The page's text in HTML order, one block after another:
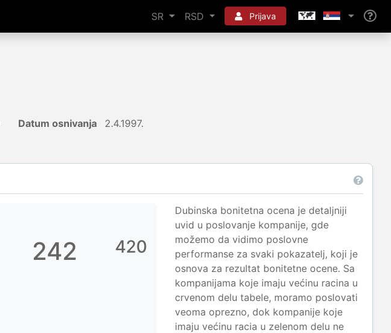
SR RSD Prijava
Datum osnivanja 2.4.1997.
242 420
Dubinska bonitetna ocena je detaljniji
uvid u poslovanje kompanije, gde
možemo da vidimo poslovne
performanse za svaki pokazatelj, koji je
osnova za rezultat bonitetne ocene. Sa
kompanijama koje imaju većinu racina u
crvenom delu tabele, moramo poslovati
veoma oprezno, dok kompanije koje
imaju većinu racia u zelenom delu ne